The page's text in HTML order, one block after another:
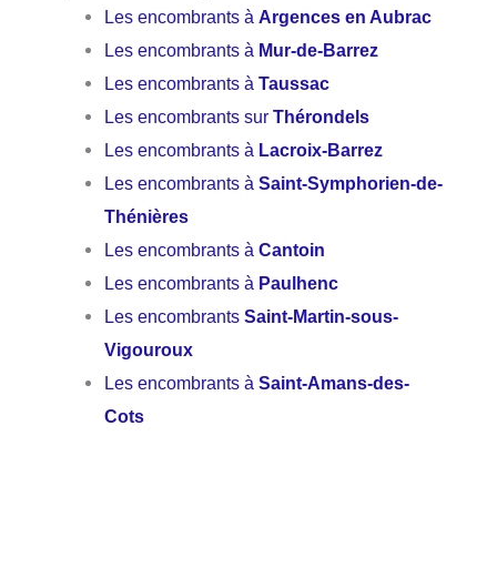
Les encombrants àArgences en Aubrac
Les encombrants à Mur-de-Barrez
Les encombrants àTaussac
Les encombrants surThérondels
Les encombrants à Lacroix-Barrez
Les encombrants àSaint-Symphorien-de-
Thénières
Les encombrants àCantoin
Les encombrants à Paulhenc
Les encombrantsSaint-Martin-sous-
Vigouroux
Les encombrants àSaint-Amans-des-
Cots